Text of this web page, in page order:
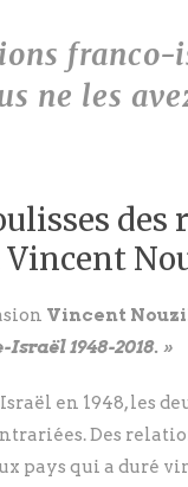
franco-
ne les
des
Vincent
1948-2018. »
en 1948, les
Des
pays qui a duré